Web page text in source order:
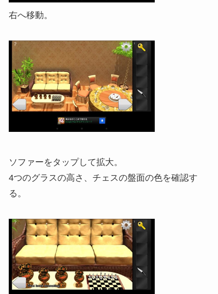
右へ移動。
ソファーをタップして拡大。
4つのグラスの高さ、チェスの盤面の色を確認す
る。